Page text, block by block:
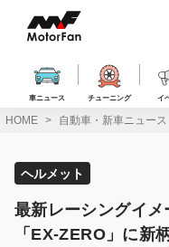
ス
車ニュース チューニング イ
HOME 自動車・新車ニュース
ヘルメット
最新レーシングイ
「EX-ZERO」に新